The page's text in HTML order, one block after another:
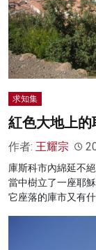
求知集
紅色大地上的
作者: 王耀宗
庫斯科市內綿延不
當中樹立了一座耶
它座落的庫市又有